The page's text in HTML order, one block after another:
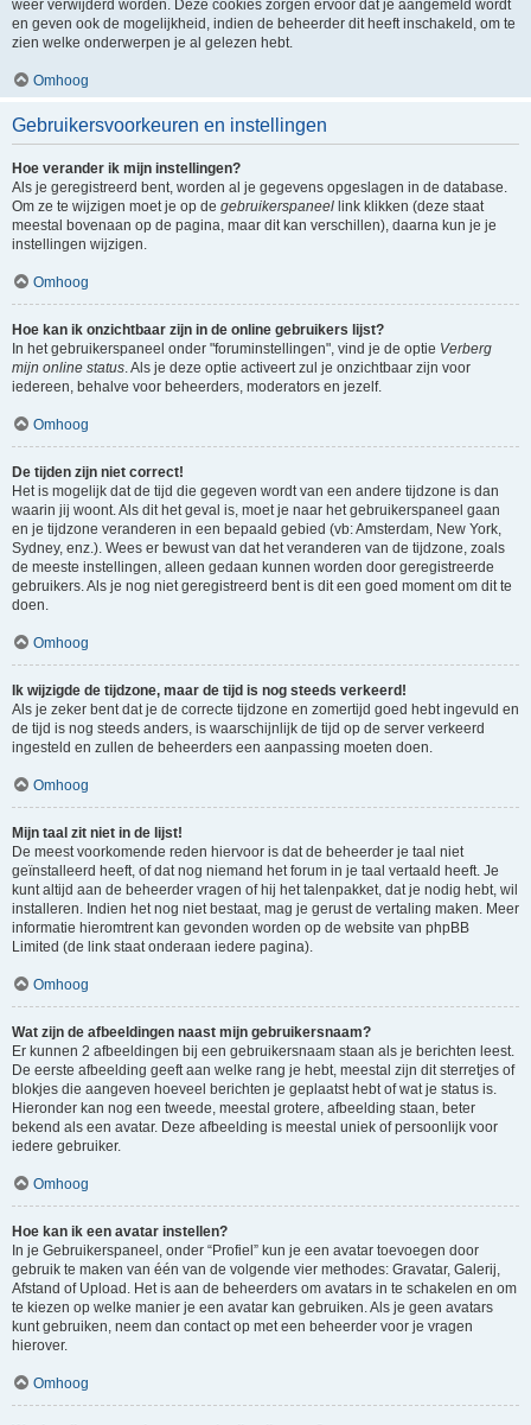
weer verwijderd worden. Deze cookies zorgen ervoor dat je aangemeld wordt
en geven ook de mogelijkheid, indien de beheerder dit heeft inschakeld, om te
zien welke onderwerpen je al gelezen hebt.
Omhoog
Gebruikersvoorkeuren en instellingen
Hoe verander ik mijn instellingen?
Als je geregistreerd bent, worden al je gegevens opgeslagen in de database.
Om ze te wijzigen moet je op de gebruikerspaneel link klikken (deze staat
meestal bovenaan op de pagina, maar dit kan verschillen), daarna kun je je
instellingen wijzigen.
Omhoog
Hoe kan ik onzichtbaar zijn in de online gebruikers lijst?
In het gebruikerspaneel onder "foruminstellingen", vind je de optie Verberg
mijn online status. Als je deze optie activeert zul je onzichtbaar zijn voor
iedereen, behalve voor beheerders, moderators en jezelf.
Omhoog
De tijden zijn niet correct!
Het is mogelijk dat de tijd die gegeven wordt van een andere tijdzone is dan
waarin jij woont. Als dit het geval is, moet je naar het gebruikerspaneel gaan
en je tijdzone veranderen in een bepaald gebied (vb: Amsterdam, New York,
Sydney, enz.). Wees er bewust van dat het veranderen van de tijdzone, zoals
de meeste instellingen, alleen gedaan kunnen worden door geregistreerde
gebruikers. Als je nog niet geregistreerd bent is dit een goed moment om dit te
doen.
Omhoog
Ik wijzigde de tijdzone, maar de tijd is nog steeds verkeerd!
Als je zeker bent dat je de correcte tijdzone en zomertijd goed hebt ingevuld en
de tijd is nog steeds anders, is waarschijnlijk de tijd op de server verkeerd
ingesteld en zullen de beheerders een aanpassing moeten doen.
Omhoog
Mijn taal zit niet in de lijst!
De meest voorkomende reden hiervoor is dat de beheerder je taal niet
geïnstalleerd heeft, of dat nog niemand het forum in je taal vertaald heeft. Je
kunt altijd aan de beheerder vragen of hij het talenpakket, dat je nodig hebt, wil
installeren. Indien het nog niet bestaat, mag je gerust de vertaling maken. Meer
informatie hieromtrent kan gevonden worden op de website van phpBB
Limited (de link staat onderaan iedere pagina).
Omhoog
Wat zijn de afbeeldingen naast mijn gebruikersnaam?
Er kunnen 2 afbeeldingen bij een gebruikersnaam staan als je berichten leest.
De eerste afbeelding geeft aan welke rang je hebt, meestal zijn dit sterretjes of
blokjes die aangeven hoeveel berichten je geplaatst hebt of wat je status is.
Hieronder kan nog een tweede, meestal grotere, afbeelding staan, beter
bekend als een avatar. Deze afbeelding is meestal uniek of persoonlijk voor
iedere gebruiker.
Omhoog
Hoe kan ik een avatar instellen?
In je Gebruikerspaneel, onder “Profiel” kun je een avatar toevoegen door
gebruik te maken van één van de volgende vier methodes: Gravatar, Galerij,
Afstand of Upload. Het is aan de beheerders om avatars in te schakelen en om
te kiezen op welke manier je een avatar kan gebruiken. Als je geen avatars
kunt gebruiken, neem dan contact op met een beheerder voor je vragen
hierover.
Omhoog